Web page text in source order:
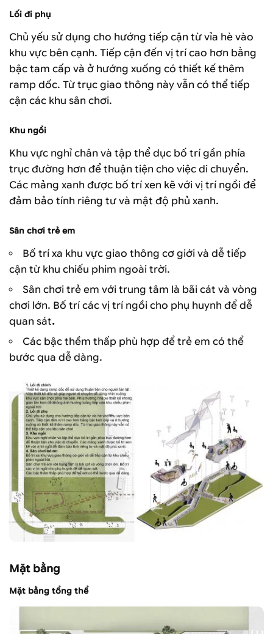
Lối đi phụ
Chủ yếu sử dụng cho hướng tiếp cận từ vỉa hè vào
khu vực bên cạnh. Tiếp cận đến vị trí cao hơn bằng
bậc tam cấp và ở hướng xuống có thiết kế thêm
ramp dốc. Từ trục giao thông này vẫn có thể tiếp
cận các khu sân chơi.
Khu ngồi
Khu vực nghỉ chân và tập thể dục bố trí gần phía
trục đường hơn để thuận tiện cho việc di chuyển.
Các mảng xanh được bố trí xen kẽ với vị trí ngồi để
đảm bảo tính riêng tư và mật độ phủ xanh.
Sân chơi trẻ em
Bố trí xa khu vực giao thông cơ giới và dễ tiếp
cận từ khu chiếu phim ngoài trời.
Sân chơi trẻ em với trung tâm là bãi cát và vòng
chơi lớn. Bố trí các vị trí ngồi cho phụ huynh để dễ
quan sát.
Các bậc thềm thấp phù hợp để trẻ em có thể
bước qua dễ dàng.
Mặt bằng
Mặt bằng tổng thể